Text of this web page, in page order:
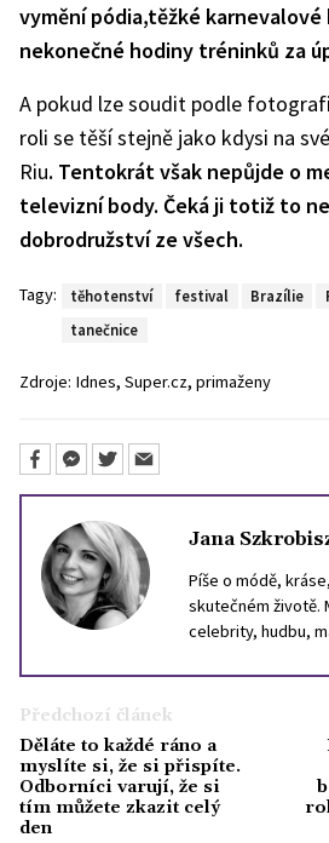
vymění pódia,těžké karnevalové
nekonečné hodiny tréninků za
A pokud lze soudit podle
roli se těší stejně jako kdysi na
Riu. Tentokrát však nepůjde o
televizní body. Čeká ji totiž to
dobrodružství ze všech.
Tagy: těhotenství festival Brazílie
tanečnice
Zdroje: Idnes, Super.cz, primaženy
Jana
Píše o módě,
skutečném životě.
celebrity, hudbu,
lidech kolem
může být stejně
Předchozí článek
Děláte to každé ráno a
myslíte si, že si přispíte.
Odborníci varují, že si
tím můžete zkazit celý
den